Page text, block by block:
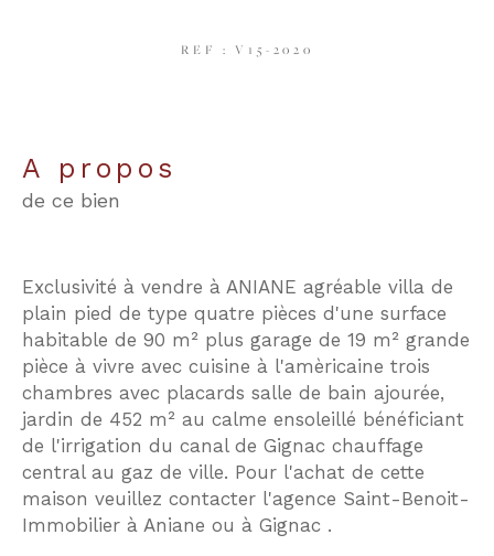
REF : V15-2020
a propos
de ce bien
Exclusivité à vendre à ANIANE agréable villa de
plain pied de type quatre pièces d'une surface
habitable de 90 m² plus garage de 19 m² grande
pièce à vivre avec cuisine à l'amèricaine trois
chambres avec placards salle de bain ajourée,
jardin de 452 m² au calme ensoleillé bénéficiant
de l'irrigation du canal de Gignac chauffage
central au gaz de ville. Pour l'achat de cette
maison veuillez contacter l'agence Saint-Benoit-
Immobilier à Aniane ou à Gignac .